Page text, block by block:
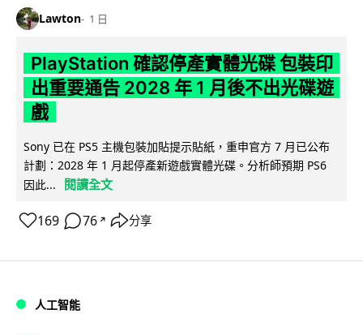
Lawton 1 日
PlayStation 確認停產實體光碟 包裝印
出重要通告 2028 年 1 月後不出光碟遊
戲
Sony 已在 PS5 主機包裝加貼提示貼紙，重申官方 7 月已公布
計劃：2028 年 1 月起停產新遊戲實體光碟。分析師預期 PS6
因此...
閱讀全文
169 76 ↗ 分享
人工智能